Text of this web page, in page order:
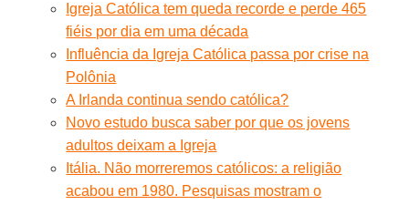
Igreja Católica tem queda recorde e perde 465
fiéis por dia em uma década
Influência da Igreja Católica passa por crise na
Polônia
A Irlanda continua sendo católica?
Novo estudo busca saber por que os jovens
adultos deixam a Igreja
Itália. Não morreremos católicos: a religião
acabou em 1980. Pesquisas mostram o